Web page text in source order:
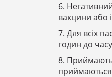
6.
вакцини або
7. Для всіх
годин до
8.